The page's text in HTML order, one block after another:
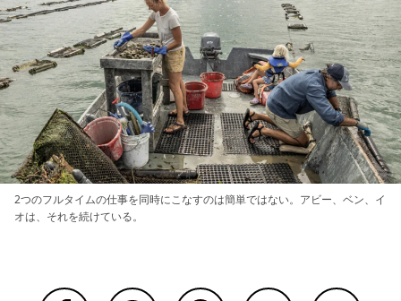
2つのフルタイムの仕事を同時にこなすのは簡単ではない。アビー、ベン、イ
オは、それを続けている。